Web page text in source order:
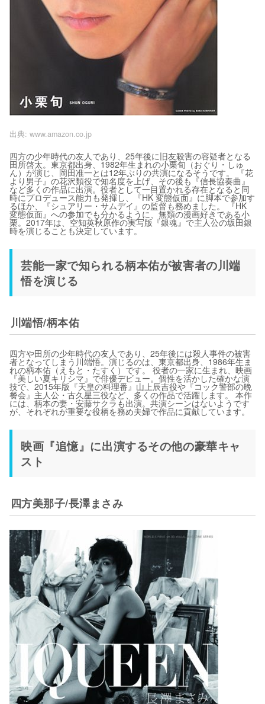
出典: www.amazon.co.jp
四方の少年時代の友人であり、25年後に旧友殺害の容疑者となる
田所啓太。東京都出身、1982年生まれの小栗旬（おぐり・しゅ
ん）が演じ、岡田准一とは12年ぶりの共演になるそうです。 『花
より男子』の花沢類役で知名度を上げ、その後も『信長協奏曲』
など多くの作品に出演。役者として一目置かれる存在となると同
時にプロデュース能力も発揮し、『HK 変態仮面』に脚本で参加す
るほか、『シュアリー・サムデイ』の監督も務めました。 『HK
変態仮面』への参加でも分かるように、無類の漫画好きである小
栗。2017年は、空知英秋原作の実写版『銀魂』で主人公の坂田銀
時を演じることも決定しています。
芸能一家で知られる柄本佑が被害者の川端
悟を演じる
川端悟/柄本佑
四方や田所の少年時代の友人であり、25年後には殺人事件の被害
者となってしまう川端悟。演じるのは、東京都出身、1986年生ま
れの柄本佑（えもと・たすく）です。 役者の一家に生まれ、映画
『美しい夏キリシマ』で俳優デビュー。個性を活かした確かな演
技で、2015年版『天皇の料理番』山上辰吉役や『コック警部の晩
餐会』主人公・古久星三役など、多くの作品で活躍します。 本作
には、柄本の妻・安藤サクラも出演。共演シーンはないようです
が、それぞれが重要な役柄を務め夫婦で作品に貢献しています。
映画『追憶』に出演するその他の豪華キャ
スト
四方美那子/長澤まさみ